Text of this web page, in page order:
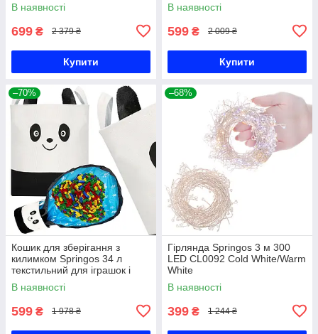
В наявності
699 ₴ 2 379 ₴
Купити
В наявності
599 ₴ 2 009 ₴
Купити
–70%
Кошик для зберігання з
килимком Springos 34 л
текстильний для іграшок і
аксесуарів HA0134
В наявності
599 ₴ 1 978 ₴
–68%
Гірлянда Springos 3 м 300
LED CL0092 Cold White/Warm
White
В наявності
399 ₴ 1 244 ₴